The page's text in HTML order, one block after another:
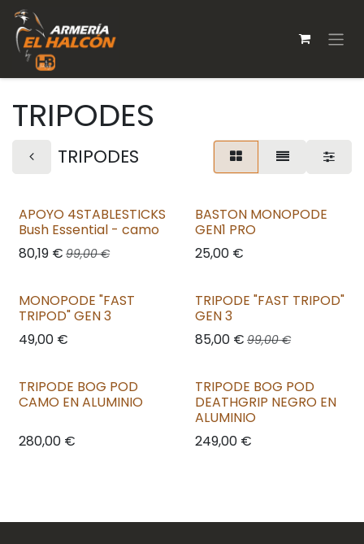
Ir al contenido
TRIPODES
TRIPODES
APOYO 4STABLESTICKS
Bush Essential - camo
80,19 € 99,00€
BASTON MONOPODE
GEN1 PRO
25,00€
MONOPODE "FAST
TRIPOD" GEN 3
49,00 €
TRIPODE "FAST TRIPOD"
GEN 3
85,00€ 99,00€
TRIPODE BOG POD
CAMO EN ALUMINIO
280,00 €
TRIPODE BOG POD
DEATHGRIP NEGRO EN
ALUMINIO
249,00€